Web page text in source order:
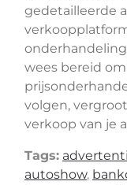
gedetailleerde
wees bereid
volgen,
verkoop van je
Tags:
autoshow,